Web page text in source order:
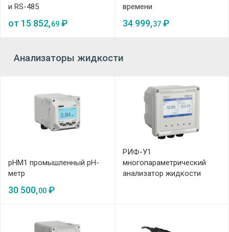
и RS-485
от 15 852,69 ₽
времени
34 999,37₽
Анализаторы жидкости
pHM1 промышленный pH-
метр
30 500,00 ₽
РИФ-У1
многопараметрический
анализатор жидкости